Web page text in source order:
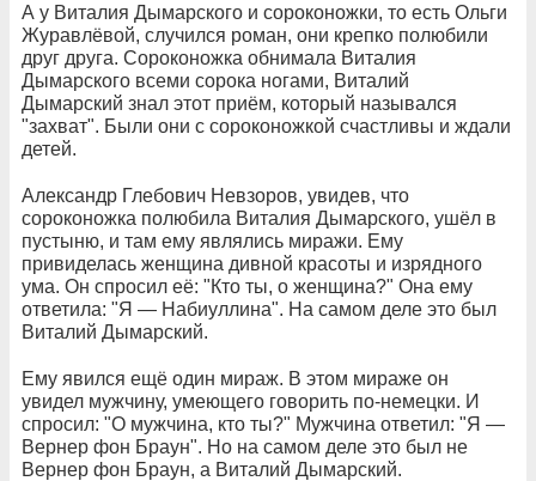
А у Виталия Дымарского и сороконожки, то есть Ольги
Журавлёвой, случился роман, они крепко полюбили
друг друга. Сороконожка обнимала Виталия
Дымарского всеми сорока ногами, Виталий
Дымарский знал этот приём, который назывался
"захват". Были они с сороконожкой счастливы и ждали
детей.
Александр Глебович Невзоров, увидев, что
сороконожка полюбила Виталия Дымарского, ушёл в
пустыню, и там ему являлись миражи. Ему
привиделась женщина дивной красоты и изрядного
ума. Он спросил её: "Кто ты, о женщина?" Она ему
ответила: "Я — Набиуллина". На самом деле это был
Виталий Дымарский.
Ему явился ещё один мираж. В этом мираже он
увидел мужчину, умеющего говорить по-немецки. И
спросил: "О мужчина, кто ты?" Мужчина ответил: "Я —
Вернер фон Браун". Но на самом деле это был не
Вернер фон Браун, а Виталий Дымарский.